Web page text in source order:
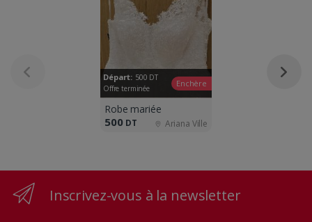
Départ: 500 DT
Offre terminée
Enchère
Robe mariée
500 DT Ariana Ville
Inscrivez-vous à la newsletter